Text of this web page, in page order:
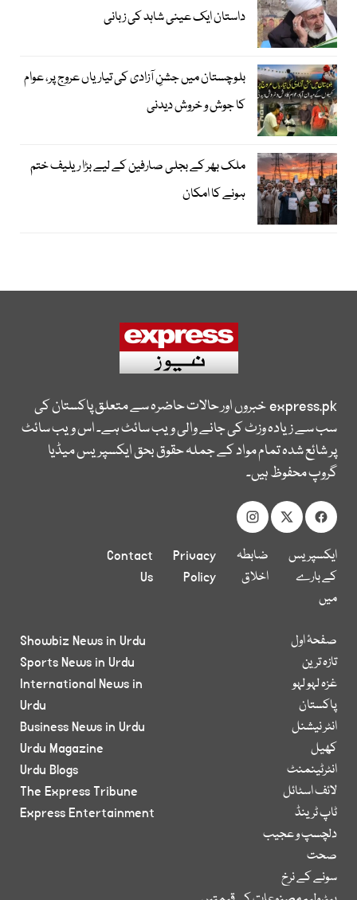
داستان ایک عینی شاہد کی زبانی
بلوچستان میں جشنِ آزادی کی تیاریاں عروج پر، عوام
کا جوش و خروش دیدنی
ملک بھر کے بجلی صارفین کے لیے بڑا ریلیف ختم
ہونے کا امکان
express.pkخبروں اور حالات حاضرہ سے متعلق پاکستان کی
سب سے زیادہ وزٹ کی جانے والی ویب سائٹ ہے۔ اس ویب سائٹ
پر شائع شدہ تمام مواد کے جملہ حقوق بحق ایکسپریس میڈیا
گروپ محفوظ ہیں۔
ایکسپریس
کے بارے
میں
ضابطہ
اخلاق
Privacy
Policy
Contact
Us
صفحۂ اول
تازہ ترین
غزہ لہو لہو
پاکستان
انٹر نیشنل
کھیل
انٹرٹینمنٹ
لائف اسٹائل
ٹاپ ٹرینڈ
دلچسپ و عجیب
صحت
سونے کے نرخ
Showbiz News in Urdu
Sports News in Urdu
International News in
Urdu
Business News in Urdu
Urdu Magazine
Urdu Blogs
The Express Tribune
Express Entertainment